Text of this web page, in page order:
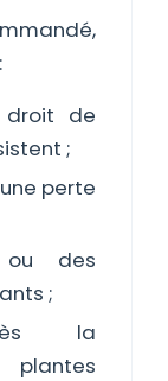
de
;
perte
ou des
;
la